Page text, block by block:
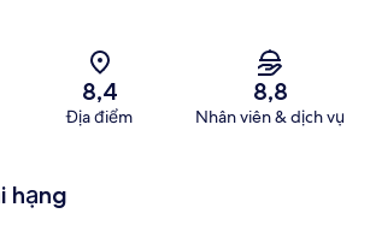
8,4
Địa điểm
8,8
Nhân viên & dịch vụ
hạng